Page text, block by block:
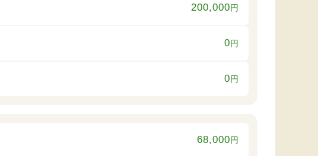
200,000円
0円
0円
68,000円